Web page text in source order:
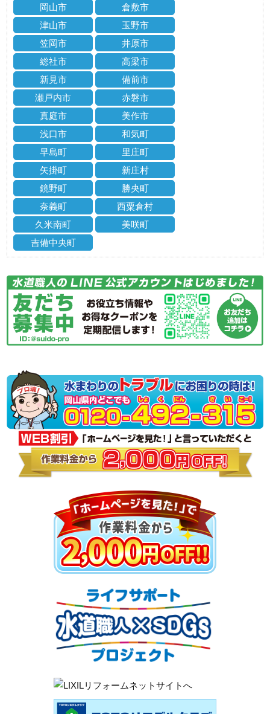
岡山市
倉敷市
津山市
玉野市
笠岡市
井原市
総社市
高梁市
新見市
備前市
瀬戸内市
赤磐市
真庭市
美作市
浅口市
和気町
早島町
里庄町
矢掛町
新庄村
鏡野町
勝央町
奈義町
西粟倉村
久米南町
美咲町
吉備中央町